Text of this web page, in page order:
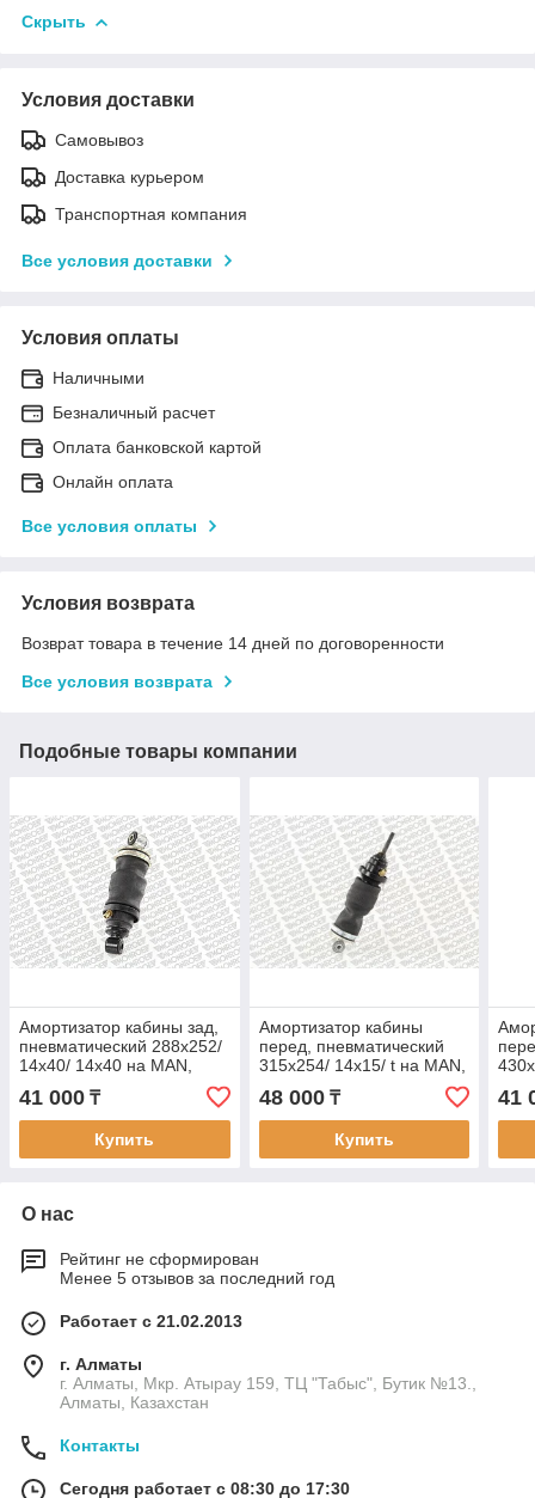
Скрыть
Условия доставки
Самовывоз
Доставка курьером
Транспортная компания
Все условия доставки
Условия оплаты
Наличными
Безналичный расчет
Оплата банковской картой
Онлайн оплата
Все условия оплаты
Условия возврата
Возврат товара в течение 14 дней по договоренности
Все условия возврата
Подобные товары компании
Амортизатор кабины зад,
пневматический 288x252/
14x40/ 14x40 на MAN,
МАН, MONROE CB0091
41 000 ₸
Купить
Амортизатор кабины
перед, пневматический
315x254/ 14x15/ t на MAN,
МАН, MONROE CB0092
48 000₸
Купить
41
О нас
Рейтинг не сформирован
Менее 5 отзывов за последний год
Работает с 21.02.2013
г. Алматы
г. Алматы, Мкр. Атырау 159, ТЦ "Табыс", Бутик №13.,
Алматы, Казахстан
Контакты
Сегодня работает с 08:30 до 17:30